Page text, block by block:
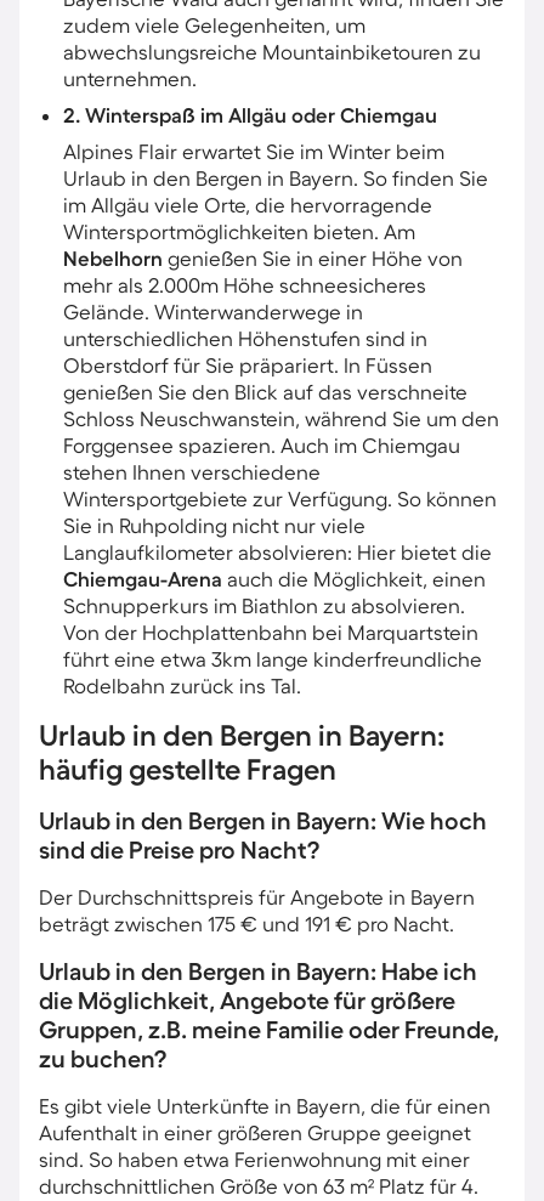
zudem viele Gelegenheiten, um
abwechslungsreiche Mountainbiketouren zu
unternehmen.
2. Winterspaß im Allgäu oder Chiemgau
Alpines Flair erwartet Sie im Winter beim
Urlaub in den Bergen in Bayern. So finden Sie
im Allgäu viele Orte, die hervorragende
Wintersportmöglichkeiten bieten. Am
Nebelhorn genießen Sie in einer Höhe von
mehr als 2.000m Höhe schneesicheres
Gelände. Winterwanderwege in
unterschiedlichen Höhenstufen sind in
Oberstdorf für Sie präpariert. In Füssen
genießen Sie den Blick auf das verschneite
Schloss Neuschwanstein, während Sie um den
Forggensee spazieren. Auch im Chiemgau
stehen Ihnen verschiedene
Wintersportgebiete zur Verfügung. So können
Sie in Ruhpolding nicht nur viele
Langlaufkilometer absolvieren: Hier bietet die
Chiemgau-Arena auch die Möglichkeit, einen
Schnupperkurs im Biathlon zu absolvieren.
Von der Hochplattenbahn bei Marquartstein
führt eine etwa 3km lange kinderfreundliche
Rodelbahn zurück ins Tal.
Urlaub in den Bergen in Bayern:
häufig gestellte Fragen
Urlaub in den Bergen in Bayern: Wie hoch
sind die Preise pro Nacht?
Der Durchschnittspreis für Angebote in Bayern
beträgt zwischen 175 € und 191 € pro Nacht.
Urlaub in den Bergen in Bayern: Habe ich
die Möglichkeit, Angebote für größere
Gruppen, z.B. meine Familie oder Freunde,
zu buchen?
Es gibt viele Unterkünfte in Bayern, die für einen
Aufenthalt in einer größeren Gruppe geeignet
sind. So haben etwa Ferienwohnung mit einer
durchschnittlichen Größe von 63 m² Platz für 4.